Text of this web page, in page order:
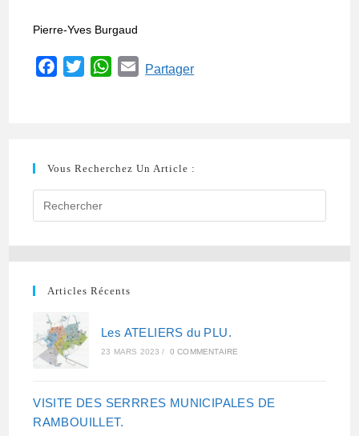
Pierre-Yves Burgaud
o
o
k
e
r
W
A
p
EPartager
Vous Recherchez Un Article :
Articles Récents
Les ATELIERS du PLU.
23 MARS 2023 / 0 COMMENTAIRE
VISITE DES SERRRES MUNICIPALES DE
RAMBOUILLET.